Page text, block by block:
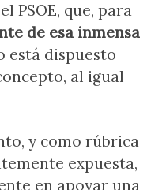
PSOE, que, para
de esa inmensa
está dispuesto
al igual
y como rúbrica
expuesta,
en apoyar una